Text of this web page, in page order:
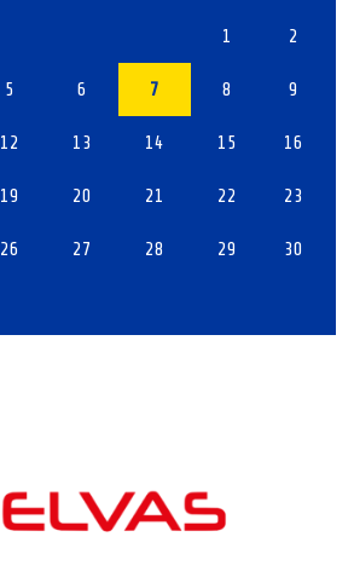
1 2
5 6 7 8 9
12 13 14 15 16
19 20 21 22 23
26 27 28 29 30